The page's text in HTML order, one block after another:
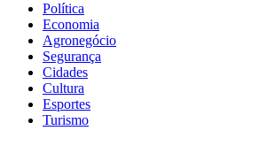
Política
Economia
Agronegócio
Segurança
Cidades
Cultura
Esportes
Turismo